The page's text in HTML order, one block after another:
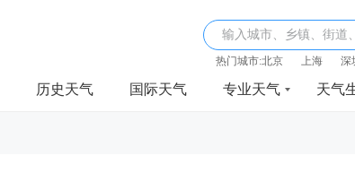
输入城市、乡镇、街道
热门城市:北京 上海 深
历史天气 国际天气 专业天气 天气